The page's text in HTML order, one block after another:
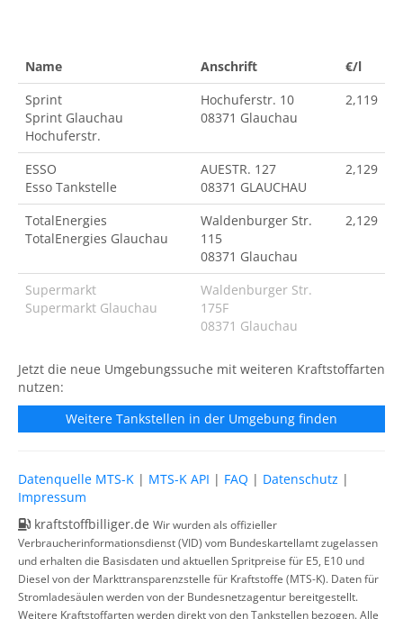
Name Anschrift
€/l
Sprint
Sprint Glauchau
Hochuferstr.
Hochuferstr. 10
08371 Glauchau
2,119
ESSO
Esso Tankstelle
AUESTR. 127
08371 GLAUCHAU
2,129
TotalEnergies
TotalEnergies Glauchau
Waldenburger Str.
115
08371 Glauchau
2,129
Supermarkt
Supermarkt Glauchau
Waldenburger Str.
175F
08371 Glauchau
Jetzt die neue Umgebungssuche mit weiteren Kraftstoffarten
nutzen:
Weitere Tankstellen in der Umgebung finden
Datenquelle MTS-K | MTS-K API | FAQ | Datenschutz |
Impressum
kraftstoffbilliger.de Wir wurden als offizieller
Verbraucherinformationsdienst (VID) vom Bundeskartellamt zugelassen
und erhalten die Basisdaten und aktuellen Spritpreise für E5, E10 und
Diesel von der Markttransparenzstelle für Kraftstoffe (MTS-K). Daten für
Stromladesäulen werden von der Bundesnetzagentur bereitgestellt.
Weitere Kraftstoffarten werden direkt von den Tankstellen bezogen. Alle